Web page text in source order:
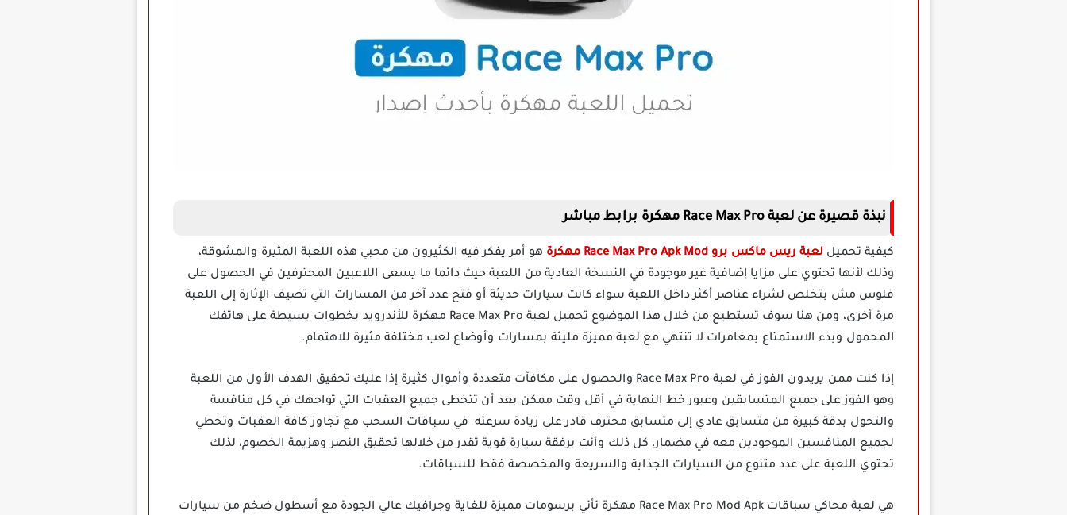
نبذة قصيرة عن لعبة Race Max Pro مهكرة برابط مباشر
كيفية تحميل لعبة ريس ماكس برو Race Max Pro Apk Mod مهكرة
هو أمر يفكر فيه الكثيرون من محبي هذه اللعبة المثيرة والمشوقة،
وذلك لأنها تحتوي على مزايا إضافية غير موجودة في النسخة العادية من اللعبة حيث دائما ما يسعى اللاعبين المحترفين في الحصول على
فلوس مش بتخلص لشراء عناصر أكثر داخل اللعبة سواء كانت سيارات حديثة أو فتح عدد آخر من المسارات التي تضيف الإثارة إلى اللعبة
مرة أخرى، ومن هنا سوف تستطيع من خلال هذا الموضوع تحميل لعبة Race Max Pro مهكرة للأندرويد بخطوات بسيطة على هاتفك
المحمول وبدء الاستمتاع بمغامرات لا تنتهي مع لعبة مميزة مليئة بمسارات وأوضاع لعب مختلفة مثيرة للاهتمام.
إذا كنت ممن يريدون الفوز في لعبة Race Max Pro والحصول على مكافآت متعددة وأموال كثيرة إذا عليك تحقيق الهدف الأول من اللعبة
وهو الفوز على جميع المتسابقين وعبور خط النهاية في أقل وقت ممكن بعد أن تتخطى جميع العقبات التي تواجهك في كل منافسة
والتحول بدقة كبيرة من متسابق عادي إلى متسابق محترف قادر على زيادة سرعته في سباقات السحب مع تجاوز كافة العقبات وتخطي
لجميع المنافسين الموجودين معه في مضمار، كل ذلك وأنت برفقة سيارة قوية تقدر من خلالها تحقيق النصر وهزيمة الخصوم، لذلك
تحتوي اللعبة على عدد متنوع من السيارات الجذابة والسريعة والمخصصة فقط للسباقات.
هي لعبة محاكي سباقات Race Max Pro Mod Apk مهكرة تأتي برسومات مميزة للغاية وجرافيك عالي الجودة مع أسطول ضخم من سيارات